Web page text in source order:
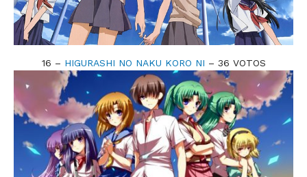
16 – HIGURASHI NO NAKU KORO NI – 36 VOTOS